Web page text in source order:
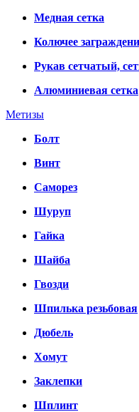
Медная сетка
Колючее
Рукав сетчатый,
Алюминиевая сетка
Метизы
Болт
Винт
Саморез
Шуруп
Гайка
Шайба
Гвозди
Шпилька резьбовая
Дюбель
Хомут
Заклепки
Шплинт